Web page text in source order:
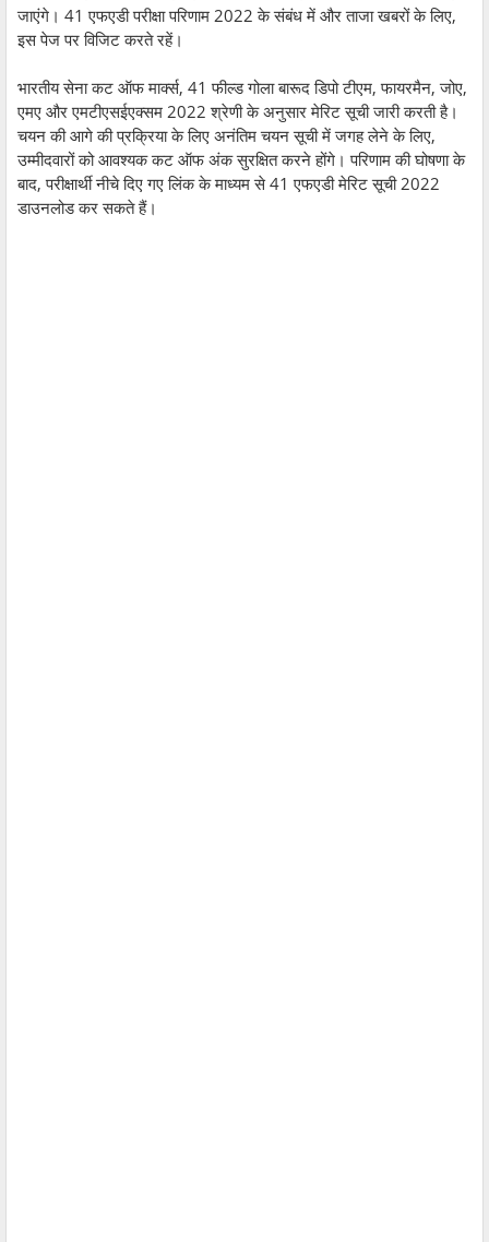
जाएंगे। 41 एफएडी परीक्षा परिणाम 2022 के संबंध में और ताजा खबरों के लिए,
इस पेज पर विजिट करते रहें।
भारतीय सेना कट ऑफ मार्क्स, 41 फील्ड गोला बारूद डिपो टीएम, फायरमैन, जोए,
एमए और एमटीएसईएक्सम 2022 श्रेणी के अनुसार मेरिट सूची जारी करती है।
चयन की आगे की प्रक्रिया के लिए अनंतिम चयन सूची में जगह लेने के लिए,
उम्मीदवारों को आवश्यक कट ऑफ अंक सुरक्षित करने होंगे। परिणाम की घोषणा के
बाद, परीक्षार्थी नीचे दिए गए लिंक के माध्यम से 41 एफएडी मेरिट सूची 2022
डाउनलोड कर सकते हैं।